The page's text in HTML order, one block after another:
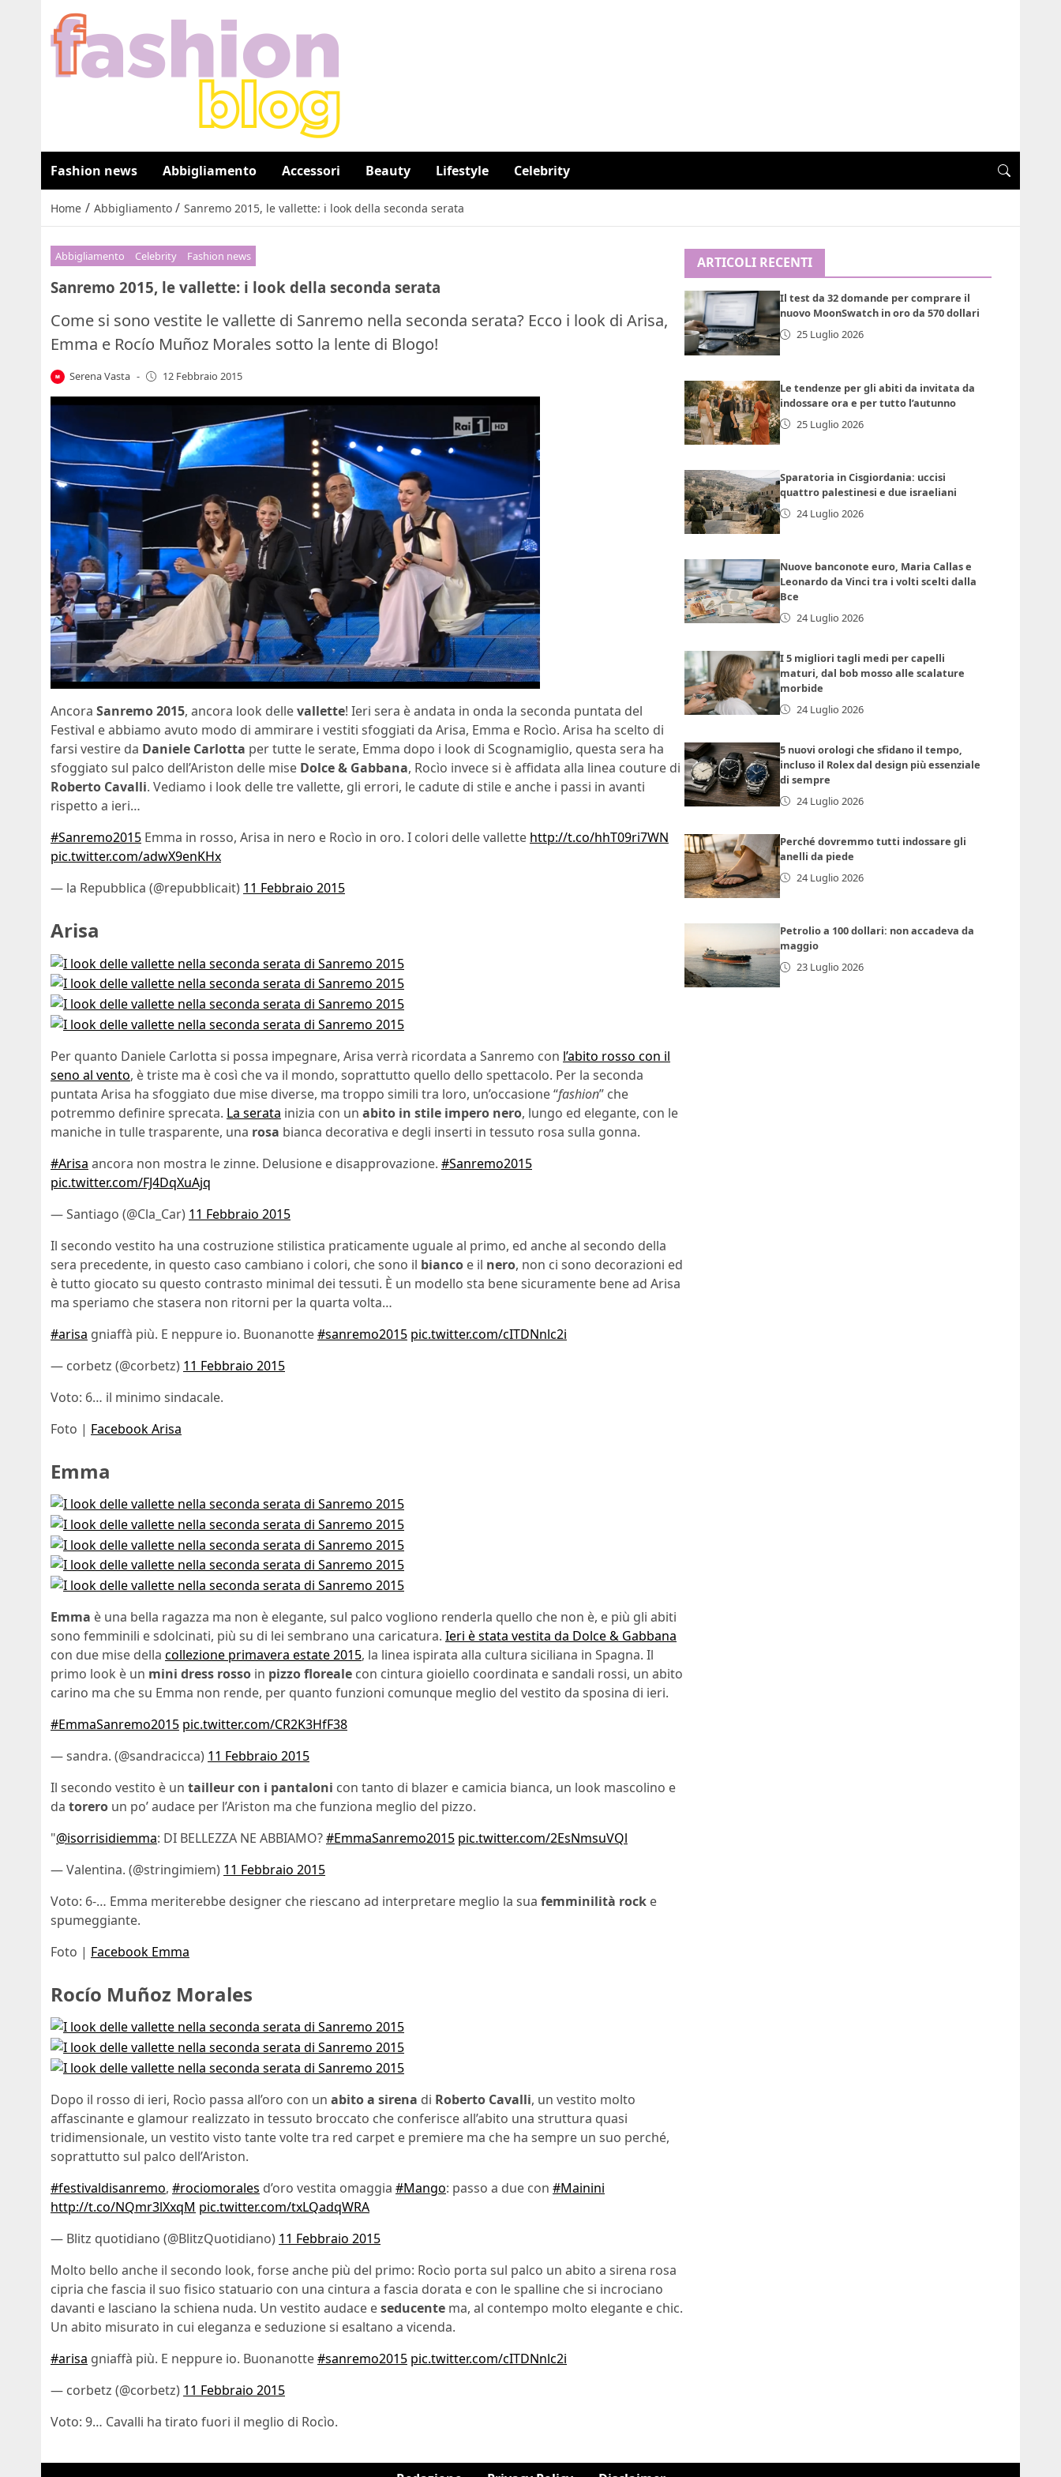
Fashion news Abbigliamento Accessori Beauty Lifestyle Celebrity
Home / Abbigliamento / Sanremo 2015, le vallette: i look della seconda serata
Abbigliamento Celebrity Fashion news
Sanremo 2015, le vallette: i look della seconda serata
Come si sono vestite le vallette di Sanremo nella seconda serata? Ecco i look di Arisa,
Emma e Rocío Muñoz Morales sotto la lente di Blogo!
Serena Vasta - 12 Febbraio 2015
Ancora Sanremo 2015, ancora look dellevallette! Ieri sera è andata in onda la seconda puntata del
Festival e abbiamo avuto modo di ammirare i vestiti sfoggiati da Arisa, Emma e Rocìo. Arisa ha scelto di
farsi vestire da Daniele Carlotta per tutte le serate, Emma dopo i look di Scognamiglio, questa sera ha
sfoggiato sul palco dell’Ariston delle mise Dolce & Gabbana, Rocìo invece si è affidata alla linea couture di
Roberto Cavalli. Vediamo i look delle tre vallette, gli errori, le cadute di stile e anche i passi in avanti
rispetto a ieri…
#Sanremo2015 Emma in rosso, Arisa in nero e Rocìo in oro. I colori delle vallette http://t.co/hhT09ri7WN
pic.twitter.com/adwX9enKHx
— la Repubblica (@repubblicait) 11 Febbraio 2015
Arisa
Per quanto Daniele Carlotta si possa impegnare, Arisa verrà ricordata a Sanremo con l’abito rosso con il
seno al vento, è triste ma è così che va il mondo, soprattutto quello dello spettacolo. Per la seconda
puntata Arisa ha sfoggiato due mise diverse, ma troppo simili tra loro, un’occasione “fashion” che
potremmo definire sprecata. La serata inizia con un abito in stile impero nero, lungo ed elegante, con le
maniche in tulle trasparente, una rosa bianca decorativa e degli inserti in tessuto rosa sulla gonna.
#Arisa ancora non mostra le zinne. Delusione e disapprovazione. #Sanremo2015
pic.twitter.com/FJ4DqXuAjq
— Santiago (@Cla_Car) 11 Febbraio 2015
Il secondo vestito ha una costruzione stilistica praticamente uguale al primo, ed anche al secondo della
sera precedente, in questo caso cambiano i colori, che sono il bianco e il nero, non ci sono decorazioni ed
è tutto giocato su questo contrasto minimal dei tessuti. È un modello sta bene sicuramente bene ad Arisa
ma speriamo che stasera non ritorni per la quarta volta…
#arisa gniaffà più. E neppure io. Buonanotte#sanremo2015 pic.twitter.com/cITDNnlc2i
— corbetz (@corbetz) 11 Febbraio 2015
Voto: 6… il minimo sindacale.
Foto | Facebook Arisa
Emma
Emma è una bella ragazza ma non è elegante, sul palco vogliono renderla quello che non è, e più gli abiti
sono femminili e sdolcinati, più su di lei sembrano una caricatura. Ieri è stata vestita da Dolce & Gabbana
con due mise della collezione primavera estate 2015, la linea ispirata alla cultura siciliana in Spagna. Il
primo look è un mini dress rosso in pizzo floreale con cintura gioiello coordinata e sandali rossi, un abito
carino ma che su Emma non rende, per quanto funzioni comunque meglio del vestito da sposina di ieri.
#EmmaSanremo2015 pic.twitter.com/CR2K3HfF38
— sandra. (@sandracicca) 11 Febbraio 2015
Il secondo vestito è un tailleur con i pantaloni con tanto di blazer e camicia bianca, un look mascolino e
da torero un po’ audace per l’Ariston ma che funziona meglio del pizzo.
"@isorrisidiemma: DI BELLEZZA NE ABBIAMO?#EmmaSanremo2015 pic.twitter.com/2EsNmsuVQl
— Valentina. (@stringimiem) 11 Febbraio 2015
Voto: 6-… Emma meriterebbe designer che riescano ad interpretare meglio la sua femminilità rock e
spumeggiante.
Foto | Facebook Emma
Rocío Muñoz Morales
Dopo il rosso di ieri, Rocìo passa all’oro con un abito a sirena di Roberto Cavalli, un vestito molto
affascinante e glamour realizzato in tessuto broccato che conferisce all’abito una struttura quasi
tridimensionale, un vestito visto tante volte tra red carpet e premiere ma che ha sempre un suo perché,
soprattutto sul palco dell’Ariston.
#festivaldisanremo, #rociomorales d’oro vestita omaggia #Mango: passo a due con #Mainini
http://t.co/NQmr3lXxqM pic.twitter.com/txLQadqWRA
— Blitz quotidiano (@BlitzQuotidiano) 11 Febbraio 2015
Molto bello anche il secondo look, forse anche più del primo: Rocìo porta sul palco un abito a sirena rosa
cipria che fascia il suo fisico statuario con una cintura a fascia dorata e con le spalline che si incrociano
davanti e lasciano la schiena nuda. Un vestito audace eseducente ma, al contempo molto elegante e chic.
Un abito misurato in cui eleganza e seduzione si esaltano a vicenda.
#arisa gniaffà più. E neppure io. Buonanotte#sanremo2015 pic.twitter.com/cITDNnlc2i
— corbetz (@corbetz) 11 Febbraio 2015
Voto: 9… Cavalli ha tirato fuori il meglio di Rocìo.
ARTICOLI RECENTI
Il test da 32 domande per comprare il
nuovo MoonSwatch in oro da 570 dollari
25 Luglio 2026
Le tendenze per gli abiti da invitata da
indossare ora e per tutto l’autunno
25 Luglio 2026
Sparatoria in Cisgiordania: uccisi
quattro palestinesi e due israeliani
24 Luglio 2026
Nuove banconote euro, Maria Callas e
Leonardo da Vinci tra i volti scelti dalla
Bce
24 Luglio 2026
I 5 migliori tagli medi per capelli
maturi, dal bob mosso alle scalature
morbide
24 Luglio 2026
5 nuovi orologi che sfidano il tempo,
incluso il Rolex dal design più essenziale
di sempre
24 Luglio 2026
Perché dovremmo tutti indossare gli
anelli da piede
24 Luglio 2026
Petrolio a 100 dollari: non accadeva da
maggio
23 Luglio 2026